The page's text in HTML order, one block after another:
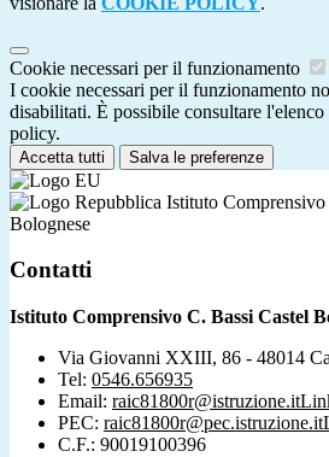
Cookie necessari per il funzionamento
I cookie necessari per il funzionamento
disabilitati. È possibile consultare
policy.
Accetta tutti Salva le preferenze
Istituto Comprensivo
Bolognese
Contatti
Istituto Comprensivo C. Bassi Castel
Via Giovanni XXIII, 86 - 48014
Tel: 0546.656935
Email: raic81800r@istruzione.it
PEC: raic81800r@pec.istruzione.it
C.F.: 90019100396